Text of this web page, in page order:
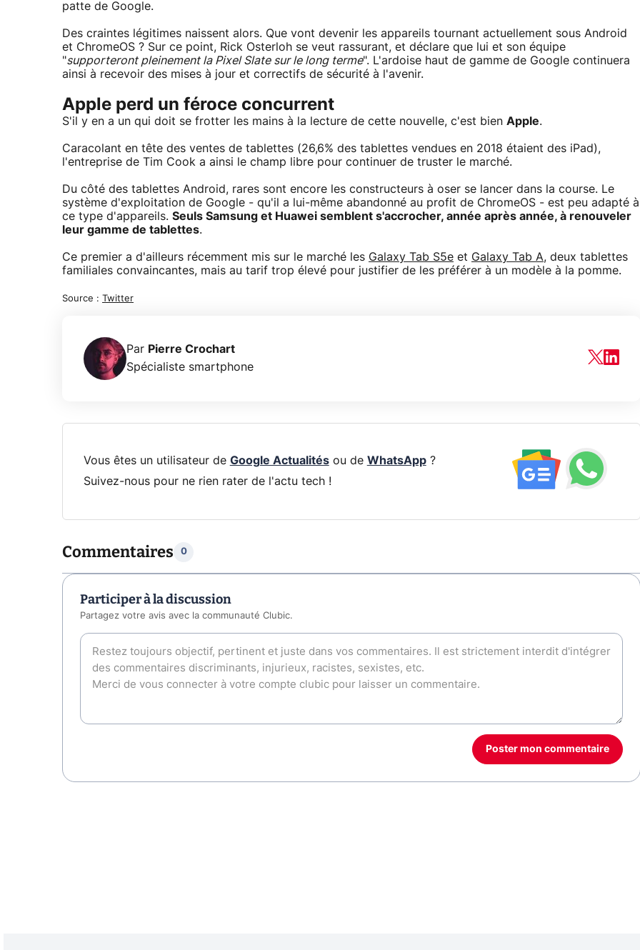
patte de Google.
Des craintes légitimes naissent alors. Que vont devenir les appareils tournant actuellement sous Android
et ChromeOS ? Sur ce point, Rick Osterloh se veut rassurant, et déclare que lui et son équipe
"supporteront pleinement la Pixel Slate sur le long terme". L'ardoise haut de gamme de Google continuera
ainsi à recevoir des mises à jour et correctifs de sécurité à l'avenir.
Apple perd un féroce concurrent
S'il y en a un qui doit se frotter les mains à la lecture de cette nouvelle, c'est bien Apple.
Caracolant en tête des ventes de tablettes (26,6% des tablettes vendues en 2018 étaient des iPad),
l'entreprise de Tim Cook a ainsi le champ libre pour continuer de truster le marché.
Du côté des tablettes Android, rares sont encore les constructeurs à oser se lancer dans la course. Le
système d'exploitation de Google - qu'il a lui-même abandonné au profit de ChromeOS - est peu adapté à
ce type d'appareils. Seuls Samsung et Huawei semblent s'accrocher, année après année, à renouveler
leur gamme de tablettes.
Ce premier a d'ailleurs récemment mis sur le marché les Galaxy Tab S5e et Galaxy Tab A, deux tablettes
familiales convaincantes, mais au tarif trop élevé pour justifier de les préférer à un modèle à la pomme.
Source : Twitter
Par Pierre Crochart
Spécialiste smartphone
Vous êtes un utilisateur de Google Actualitésou de WhatsApp?
Suivez-nous pour ne rien rater de l'actu tech !
Commentaires 0
Participer à la discussion
Partagez votre avis avec la communauté Clubic.
Poster mon commentaire